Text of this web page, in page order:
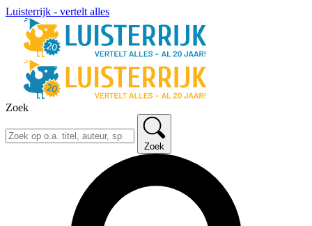
Luisterrijk - vertelt alles
Zoek
Zoek